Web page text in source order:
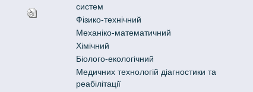
систем
Фізико-технічний
Механіко-математичний
Хімічний
Біолого-екологічний
Медичних технологій діагностики та
реабілітації